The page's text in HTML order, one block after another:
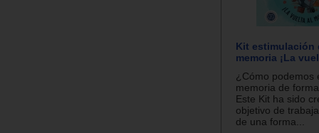
Kit estimulación
memoria ¡La
¿Cómo podemos
memoria de
Este Kit ha sido
objetivo de
de una forma...